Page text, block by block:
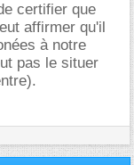
certifier que
affirmer qu'il
à notre
pas le situer